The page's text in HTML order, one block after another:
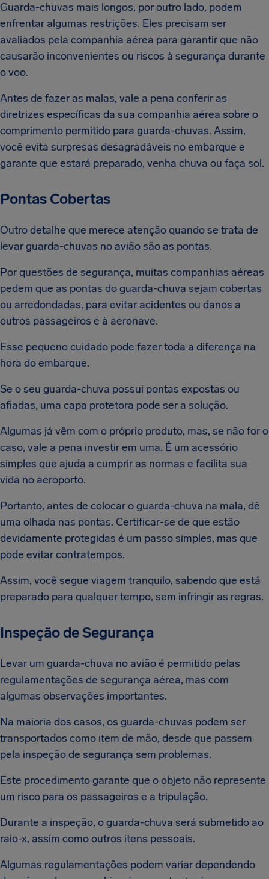
Guarda-chuvas mais longos, por outro lado, podem
enfrentar algumas restrições. Eles precisam ser
avaliados pela companhia aérea para garantir que não
causarão inconvenientes ou riscos à segurança durante
o voo.
Antes de fazer as malas, vale a pena conferir as
diretrizes específicas da sua companhia aérea sobre o
comprimento permitido para guarda-chuvas. Assim,
você evita surpresas desagradáveis no embarque e
garante que estará preparado, venha chuva ou faça sol.
Pontas Cobertas
Outro detalhe que merece atenção quando se trata de
levar guarda-chuvas no avião são as pontas.
Por questões de segurança, muitas companhias aéreas
pedem que as pontas do guarda-chuva sejam cobertas
ou arredondadas, para evitar acidentes ou danos a
outros passageiros e à aeronave.
Esse pequeno cuidado pode fazer toda a diferença na
hora do embarque.
Se o seu guarda-chuva possui pontas expostas ou
afiadas, uma capa protetora pode ser a solução.
Algumas já vêm com o próprio produto, mas, se não for o
caso, vale a pena investir em uma. É um acessório
simples que ajuda a cumprir as normas e facilita sua
vida no aeroporto.
Portanto, antes de colocar o guarda-chuva na mala, dê
uma olhada nas pontas. Certificar-se de que estão
devidamente protegidas é um passo simples, mas que
pode evitar contratempos.
Assim, você segue viagem tranquilo, sabendo que está
preparado para qualquer tempo, sem infringir as regras.
Inspeção de Segurança
Levar um guarda-chuva no avião é permitido pelas
regulamentações de segurança aérea, mas com
algumas observações importantes.
Na maioria dos casos, os guarda-chuvas podem ser
transportados como item de mão, desde que passem
pela inspeção de segurança sem problemas.
Este procedimento garante que o objeto não represente
um risco para os passageiros e a tripulação.
Durante a inspeção, o guarda-chuva será submetido ao
raio-x, assim como outros itens pessoais.
Algumas regulamentações podem variar dependendo